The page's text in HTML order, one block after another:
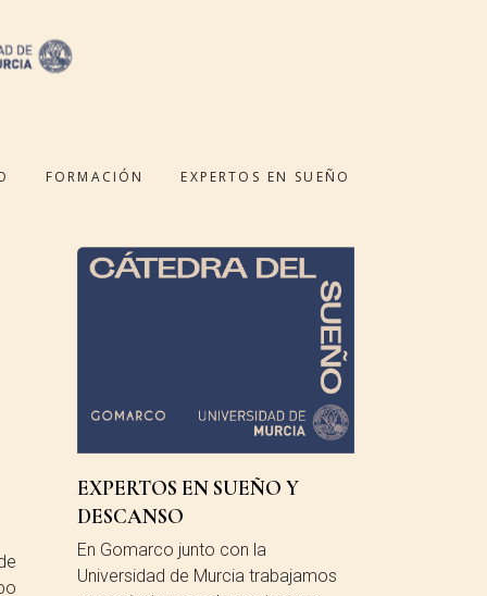
FORMACIÓN EXPERTOS EN SUEÑO
EXPERTOS EN SUEÑO Y
DESCANSO
En Gomarco junto con la
Universidad de Murcia trabajamos